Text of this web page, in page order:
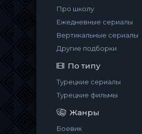
Про школу
Ежедневные сериалы
Вертикальные сериалы
Другие подборки
По типу
Турецкие сериалы
Турецкие фильмы
Жанры
Боевик